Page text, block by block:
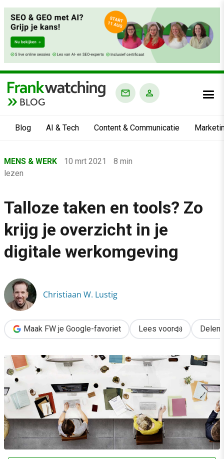
BLOG
Blog AI & Tech Content & Communicatie
›
Mens & Werk
›
Talloze taken en tools? Zo krijg je overzicht in je digitale
MENS & WERK 10 mrt 2021
8 min
lezen
Talloze taken en tools? Zo
krijg je overzicht in je
digitale werkomgeving
Christiaan W. Lustig
Maak FW je Google-favoriet Lees voor Delen